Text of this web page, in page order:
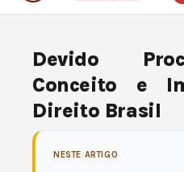
Devido
Conceito e
Direito Brasil
NESTE ARTIGO